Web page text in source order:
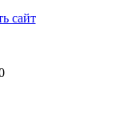
сайт